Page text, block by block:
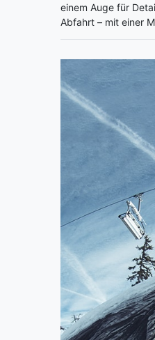
einem Auge für
Abfahrt – mit einer